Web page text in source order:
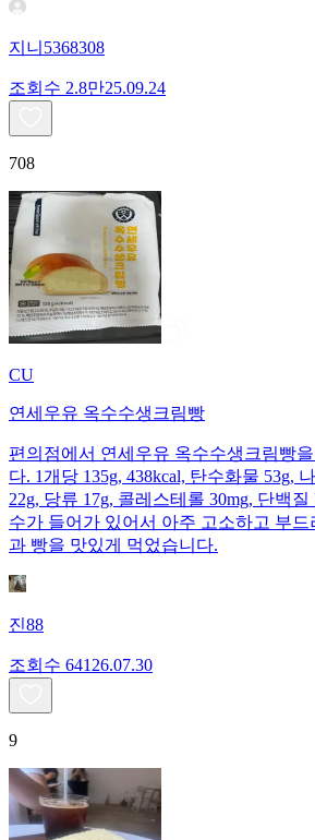
지니5368308
조회수 2.8만25.09.24
708
CU
연세우유 옥수수생크림빵
편의점에서 연세우유 옥수수생크림빵
다. 1개당 135g, 438kcal, 탄수화물 53g,
22g, 당류 17g, 콜레스테롤 30mg, 단백
수가 들어가 있어서 아주 고소하고 부
과 빵을 맛있게 먹었습니다.
진88
조회수 641 26.07.30
9